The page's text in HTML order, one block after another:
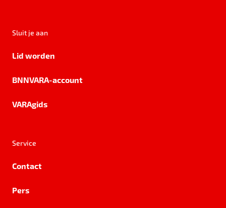
Sluit je aan
Lid worden
BNNVARA-account
VARAgids
Service
Contact
Pers